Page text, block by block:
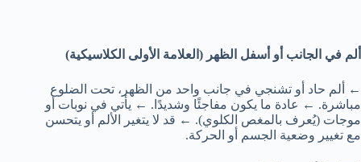
ألم في الجانب أو أسفل الظهر (العلامة الأولى الكلاسيكية)
← ألم حاد أو تشنجي في جانب واحد من الظهر، تحت الضلوع
مباشرة. ← عادة ما يكون مفاجئًا وشديدًا. ← يأتي في نوبات أو
موجات (يُعرف بالمغص الكلوي). ← قد لا يتغير الألم أو يتحسن
مع تغيير وضعية الجسم أو الحركة.